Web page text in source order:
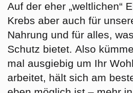
Auf der eher „weltlichen“
Krebs aber auch für
Nahrung und für alles,
Schutz bietet. Also
mal ausgiebig um Ihr
arbeitet, hält sich am